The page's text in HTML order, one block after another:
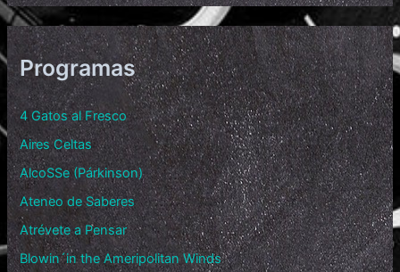
Programas
4 Gatos al Fresco
Aires Celtas
AlcoSSe (Párkinson)
Ateneo de Saberes
Atrévete a Pensar
Blowin´in the Ameripolitan Winds